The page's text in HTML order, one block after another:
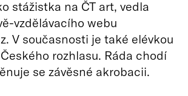
stážistka na ČT art, vedla
vzdělávacího webu
V současnosti je také elévkou
rozhlasu. Ráda chodí
se závěsné akrobacii.